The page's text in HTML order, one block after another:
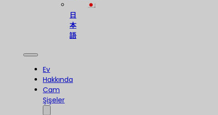
日
本
語
Ev
Hakkında
Cam
Şişeler